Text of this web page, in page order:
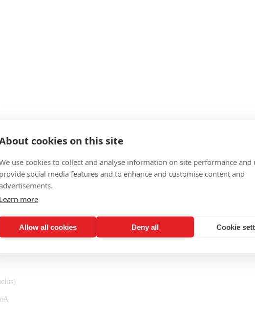
cookies on this site
use cookies to collect and analyse information on site performance and
provide social media features and to enhance and customise content and
Learn more
Allow all cookies Deny all Cookie